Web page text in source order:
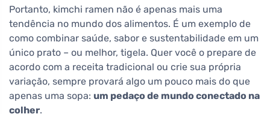
Portanto, kimchi ramen não é apenas mais uma
tendência no mundo dos alimentos. É um exemplo de
como combinar saúde, sabor e sustentabilidade em um
único prato – ou melhor, tigela. Quer você o prepare de
acordo com a receita tradicional ou crie sua própria
variação, sempre provará algo um pouco mais do que
apenas uma sopa: um pedaço de mundo conectado na
colher.